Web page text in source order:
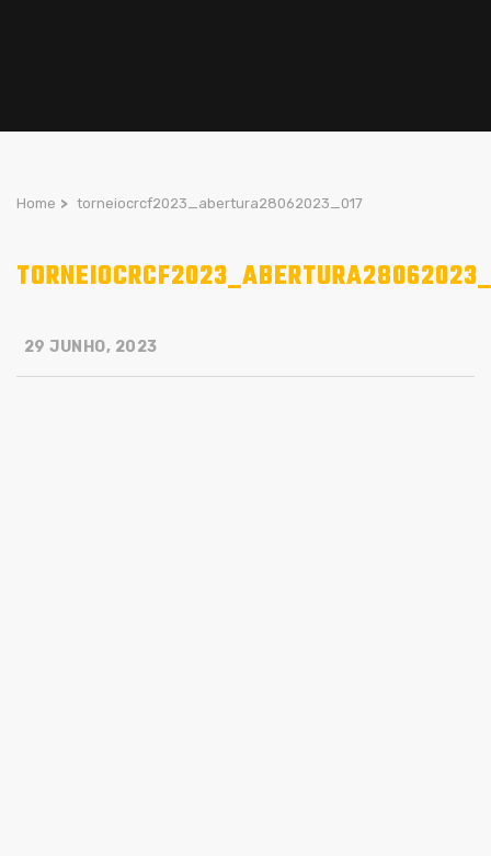
Home > torneiocrcf2023_abertura28062023_017
29 JUNHO, 2023